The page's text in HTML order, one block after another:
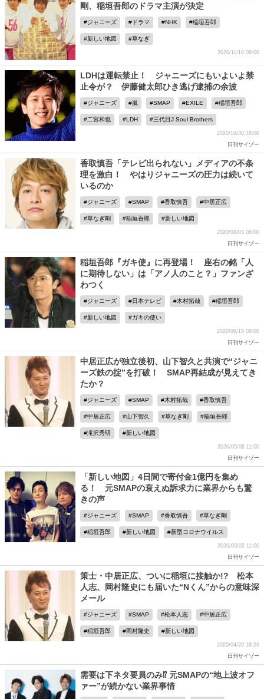
剛、稲垣吾郎のドラマ主演が決定
ジャニーズ ドラマ NHK 稲垣吾郎
新しい地図 草なぎ
2020/11/18 09:00
LDHは運転禁止！ ジャニーズにもいよいよ禁
止令が？ 伊藤健太郎ひき逃げ逮捕の余波
ジャニーズ 嵐 SMAP EXILE 稲垣吾郎
二宮和也 LDH 三代目J Soul Brothers
2020/10/30 18:00
日刊サイゾー
香取慎吾「テレビ出られない」メディアの不条
理を激白！ やはりジャニーズの圧力は続いて
いるのか
ジャニーズ SMAP 香取慎吾 中居正広
草なぎ剛 稲垣吾郎 新しい地図
2020/08/03 08:00
日刊サイゾー
稲垣吾郎『ガキ使』に再登場！ 座右の銘「人
に期待しない」は「アノ人のこと？」ファンざ
わつく
ジャニーズ 日本テレビ 木村拓哉 稲垣吾郎
新しい地図 ガキの使い
2020/06/15 08:00
日刊サイゾー
中居正広が独立後初、山下智久と共演で“ジャニ
ーズ鉄の掟”を打破！ SMAP再結成が見えてき
たか？
ジャニーズ SMAP 木村拓哉 香取慎吾
中居正広 山下智久 草なぎ剛 稲垣吾郎
滝沢秀明 新しい地図
2020/05/06 11:00
日刊サイゾー
「新しい地図」4日間で寄付金1億円を集め
る！ 元SMAPの衰えぬ訴求力に業界からも驚
きの声
ジャニーズ SMAP 香取慎吾 草なぎ剛
稲垣吾郎 新しい地図 新型コロナウイルス
2020/05/02 11:00
日刊サイゾー
策士・中居正広、ついに稲垣に接触か!? 松本
人志、岡村隆史にも届いた“Nくん”からの意味深
メール
ジャニーズ SMAP 松本人志 中居正広
稲垣吾郎 岡村隆史 新しい地図
2020/04/20 18:26
日刊サイゾー
需要は下ネタ要員のみ⁉ 元SMAPの“地上波オフ
ァー”が続かない業界事情